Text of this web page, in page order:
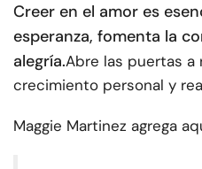
Creer en el amor es
esperanza, fomenta la
alegría.Abre las puertas a
crecimiento personal y
Maggie Martinez agrega